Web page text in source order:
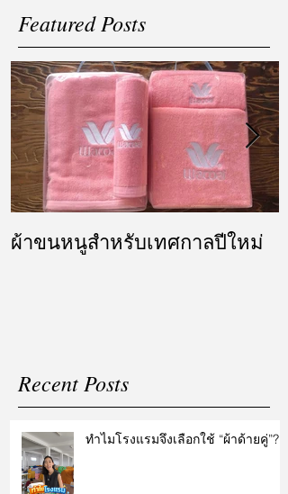
Featured Posts
ผ้าขนหนูสำหรับเทศกาลปีใหม่
Recent Posts
ทำไมโรงแรมจึงเลือกใช้ “ผ้าด้ายคู่”?